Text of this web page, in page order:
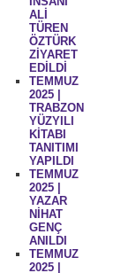
ALİ
TÜREN
ÖZTÜRK
ZİYARET
EDİLDİ
TEMMUZ
2025 |
TRABZON
YÜZYILI
KİTABI
TANITIMI
YAPILDI
TEMMUZ
2025 |
YAZAR
NİHAT
GENÇ
ANILDI
TEMMUZ
2025 |